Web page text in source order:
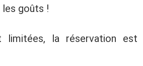
les goûts !
limitées, la réservation est